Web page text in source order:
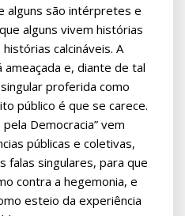
alguns são intérpretes e
alguns vivem histórias
calcináveis. A
e, diante de tal
proferida como
público é que se carece.
Democracia” vem
públicas e coletivas,
falas singulares, para que
contra a hegemonia, e
esteio da experiência